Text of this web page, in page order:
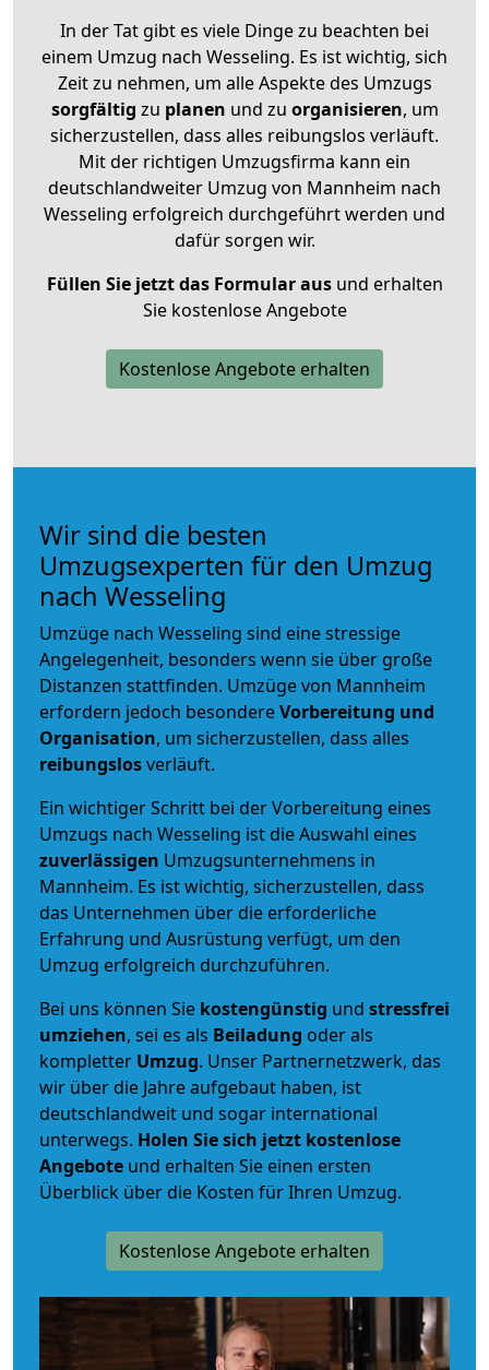
In der Tat gibt es viele Dinge zu beachten bei
einem Umzug nach Wesseling. Es ist wichtig, sich
Zeit zu nehmen, um alle Aspekte des Umzugs
sorgfältig zu planen und zu organisieren, um
sicherzustellen, dass alles reibungslos verläuft.
Mit der richtigen Umzugsfirma kann ein
deutschlandweiter Umzug von Mannheim nach
Wesseling erfolgreich durchgeführt werden und
dafür sorgen wir.
Füllen Sie jetzt das Formular ausund erhalten
Sie kostenlose Angebote
Kostenlose Angebote erhalten
Wir sind die besten
Umzugsexperten für den Umzug
nach Wesseling
Umzüge nach Wesseling sind eine stressige
Angelegenheit, besonders wenn sie über große
Distanzen stattfinden. Umzüge von Mannheim
erfordern jedoch besondereVorbereitung und
Organisation, um sicherzustellen, dass alles
reibungslosverläuft.
Ein wichtiger Schritt bei der Vorbereitung eines
Umzugs nach Wesseling ist die Auswahl eines
zuverlässigen Umzugsunternehmens in
Mannheim. Es ist wichtig, sicherzustellen, dass
das Unternehmen über die erforderliche
Erfahrung und Ausrüstung verfügt, um den
Umzug erfolgreich durchzuführen.
Bei uns können Sie kostengünstig und stressfrei
umziehen, sei es als Beiladung oder als
kompletter Umzug. Unser Partnernetzwerk, das
wir über die Jahre aufgebaut haben, ist
deutschlandweit und sogar international
unterwegs. Holen Sie sich jetzt kostenlose
Angebote und erhalten Sie einen ersten
Überblick über die Kosten für Ihren Umzug.
Kostenlose Angebote erhalten